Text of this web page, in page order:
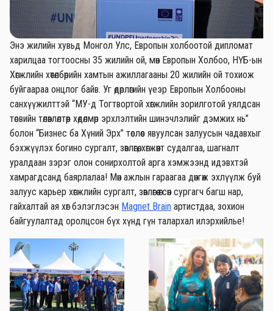
Энэ жилийн хувьд Монгол Улс, Европын холбоотой дипломат
харилцаа тогтоосны 35 жилийн ой, мөн Европын Холбоо, НҮБ-ын
Хөгжлийн хөтөлбөрийн хамтын ажиллагааны 20 жилийн ой тохиож
буйгаараа онцлог байв. Уг өдөрлөгийн үеэр Европын Холбооны
санхүүжилттэй “МУ-д Тогтвортой хөгжлийн зорилготой уялдсан
төсвийн төлөвлөлтөөр хөдөлмөр эрхлэлтийн шинэчлэлийг дэмжих нь”
болон “Бизнес ба Хүний Эрх” төслөөс явуулсан залуусын чадавхыг
бэхжүүлэх богино сургалт, зөвлөгөө, хөгжөөнт судалгаа, шагналт
уралдаан зэрэг олон сонирхолтой арга хэмжээнд идэвхтэй
хамрагдсанд баярлалаа! Мөн ажлын гараагаа дөнгөж эхлүүлж буй
залуус карьер хөгжлийн сургалт, зөвлөгөө өгсөн сургагч багш нар,
гайхалтай ая хөг бэлэглэсэн Magnet Brain артистдаа, зохион
байгуулалтад оролцсон бүх хүнд гүн талархал илэрхийлье!